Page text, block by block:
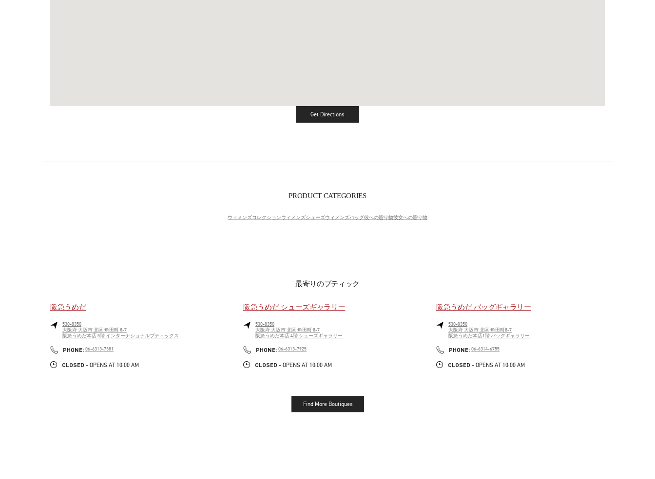
Get DirectionsLink Opens in New Tab
PRODUCT CATEGORIES
ウィメンズコレクションウィメンズシューズウィメンズバッグ彼への贈り物彼女への贈り物
最寄りのブティック
阪急うめだ
530-8350
大阪府 大阪市北区 角田町 8-7
阪急うめだ本店 5階 インターナショナルブティックス
PHONE: PHONE
06-6313-7381
CLOSED - OPENS AT 10:00 AM
阪急うめだ シューズギャラリー
530-8350
大阪府 大阪市北区 角田町 8-7
阪急うめだ本店 4階 シューズギャラリー
PHONE: PHONE
06-6313-7925
CLOSED - OPENS AT 10:00 AM
阪急うめだ バッグギャラリー
530-8350
大阪府 大阪市北区 角田町8-7
阪急うめだ本店1階 バッグギャラリー
PHONE: PHONE
06-6314-6755
CLOSED - OPENS AT 10:00 AM
Find More Boutiques